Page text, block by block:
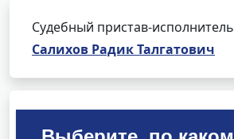
Судебный пристав-исполнитель
Салихов Радик Талгатович